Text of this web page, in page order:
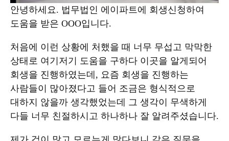
안녕하세요. 법무법인 에이파트에 회생신청하여
도움을 받은 OOO입니다.
처음에 이런 상황에 처했을 때 너무 무섭고 막막한
상태로 여기저기 도움을 구하다 이곳을 알게되어
회생을 진행하였는데, 요즘 회생을 진행하는
사람들이 많아졌다고 들어 조금은 형식적으로
대하지 않을까 생각했었는데 그 생각이 무색하게
다들 너무 친절하시고 하나하나 잘 알려주셨습니다.